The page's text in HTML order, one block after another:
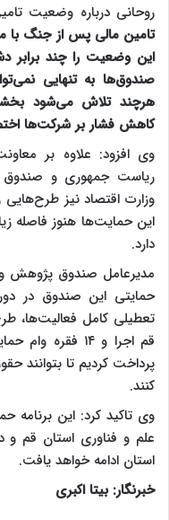
روحانی درباره وضعیت
تامین مالی پس از جنگ با
این وضعیت را چند برابر
صندوق‌ها به تنهایی
هرچند تلاش می‌شود
کاهش فشار بر شرکت‌ها
وی افزود: علاوه بر
ریاست جمهوری و صندوق
وزارت اقتصاد نیز طرح‌هایی
این حمایت‌ها هنوز فاصله
دارد.
مدیرعامل صندوق پژوهش و
حمایتی این صندوق در
تعطیلی کامل فعالیت‌ها،
قم اجرا و ۱۴
پرداخت کردیم تا بتوانند
کنند.
وی تاکید کرد: این برنامه
علم و فناوری استان قم
استان ادامه خواهد یافت.
خبرنگار: بیتا اکبری